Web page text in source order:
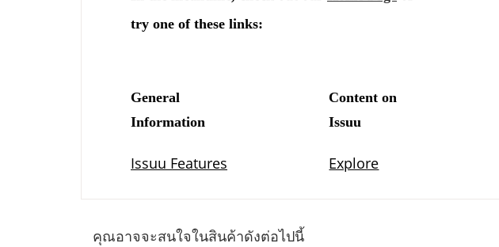
คุณอาจจะสนใจในสินค้าดังต่อไปนี้